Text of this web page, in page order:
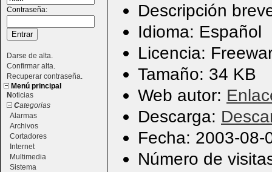
Contraseña:
Darse de alta
Confirmar alta
Recuperar contraseña
Menú principal
Noticias
Categorias
Alarmas
Archivos
Cortadores
Internet
Multimedia
Sistema
Descripción
Idioma: Español
Licencia:
Tamaño: 34 KB
Web autor:
Descarga:
Fecha: 2003-08-
Número de